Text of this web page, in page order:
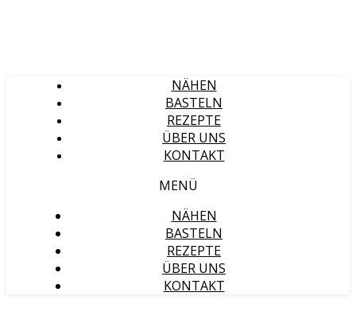
NÄHEN
BASTELN
REZEPTE
ÜBER UNS
KONTAKT
MENÜ
NÄHEN
BASTELN
REZEPTE
ÜBER UNS
KONTAKT